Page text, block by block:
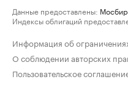
Данные предоставлены:
Индексы облигаций
Информация об
О соблюдении авторских
Пользовательское